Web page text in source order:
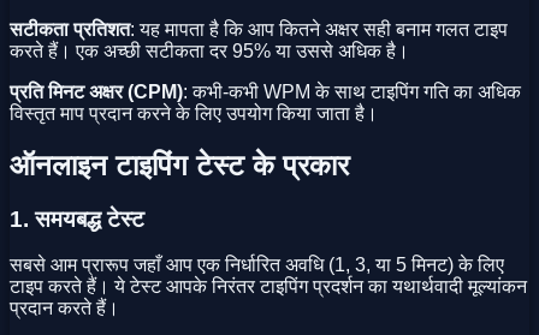
सटीकता प्रतिशत: यह मापता है कि आप कितने अक्षर सही बनाम गलत टाइप
करते हैं। एक अच्छी सटीकता दर 95% या उससे अधिक है।
प्रति मिनट अक्षर (CPM): कभी-कभी WPM के साथ टाइपिंग गति का अधिक
विस्तृत माप प्रदान करने के लिए उपयोग किया जाता है।
ऑनलाइन टाइपिंग टेस्ट के प्रकार
1. समयबद्ध टेस्ट
सबसे आम प्रारूप जहाँ आप एक निर्धारित अवधि (1, 3, या 5 मिनट) के लिए
टाइप करते हैं। ये टेस्ट आपके निरंतर टाइपिंग प्रदर्शन का यथार्थवादी मूल्यांकन
प्रदान करते हैं।